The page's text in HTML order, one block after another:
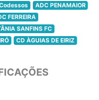
ADC PENAMAIOR
FERREIRA
SANFINS FC
CD ÀGUIAS DE EIRIZ